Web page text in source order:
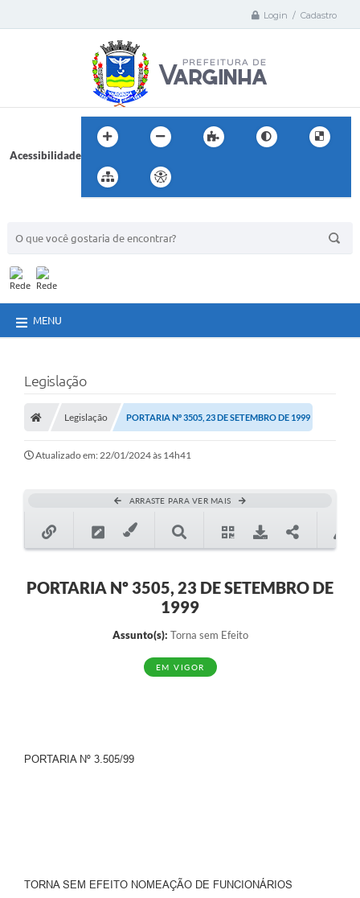
Login / Cadastro
Acessibilidade
MENU
Legislação
Legislação PORTARIA Nº 3505, 23 DE SETEMBRO DE 1999
Atualizado em: 22/01/2024 às 14h41
ARRASTE PARA VER MAIS
PORTARIA Nº 3505, 23 DE SETEMBRO DE
1999
Assunto(s): Torna sem Efeito
EM VIGOR
PORTARIA Nº 3.505/99
TORNA SEM EFEITO NOMEAÇÃO DE FUNCIONÁRIOS